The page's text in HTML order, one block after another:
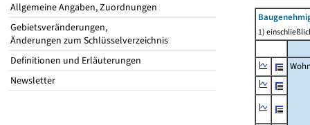
Allgemeine Angaben, Zuordnungen
Gebietsveränderungen,
Änderungen zum Schlüsselverzeichnis
Definitionen und Erläuterungen
Newsletter
1)